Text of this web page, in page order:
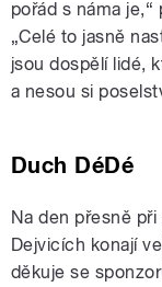
pořád s náma
„Celé to jasně
jsou dospělí lidé,
a nesou si
Duch DéDé
Na den přesně
Dejvicích konají
děkuje se